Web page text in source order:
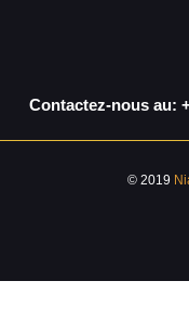
Contactez-nous au:
© 2019